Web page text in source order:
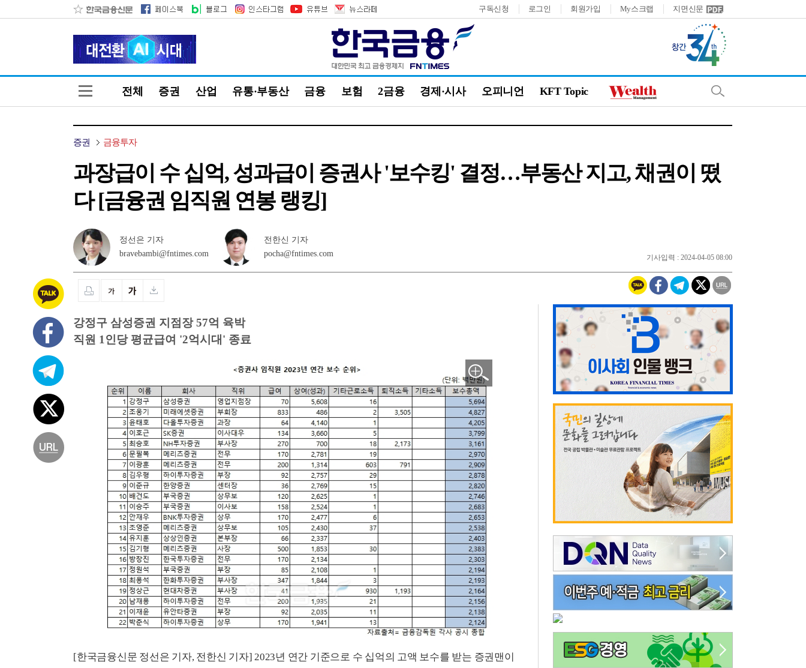
구독신청 로그인 회원가입 My스크랩 지면신문
전체 증권 산업 유통·부동산 금융 보험 2금융 경제·시사 오피니언 KFT Topic
증권 금융투자
과장급이 수 십억, 성과급이 증권사 '보수킹' 결정…부동산 지고, 채권이 떴
다 [금융권 임직원 연봉 랭킹]
정선은 기자
bravebambi@fntimes.com
전한신 기자
pocha@fntimes.com
기사입력 : 2024-04-05 08:00
강정구 삼성증권 지점장 57억 육박
직원 1인당 평균급여 '2억시대' 종료
[한국금융신문 정선은 기자, 전한신 기자] 2023년 연간 기준으로 수 십억의 고액 보수를 받는 증권맨이